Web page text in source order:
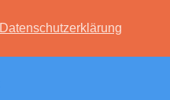
Datenschutzerklärung